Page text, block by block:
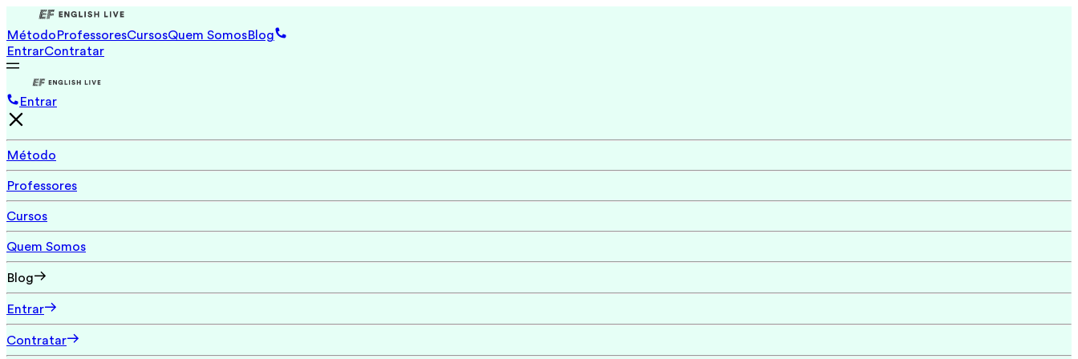
MétodoProfessoresCursosQuem SomosBlog
EntrarContratar
Entrar
Método
Professores
Cursos
Quem Somos
Blog
Entrar
Contratar